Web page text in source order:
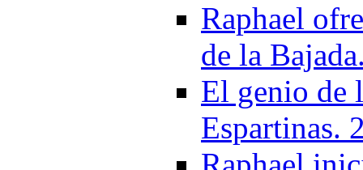
Raphael
de la
El genio de
Espartinas.